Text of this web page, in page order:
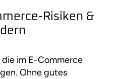
Risiken &
die im E-Commerce
Ohne gutes